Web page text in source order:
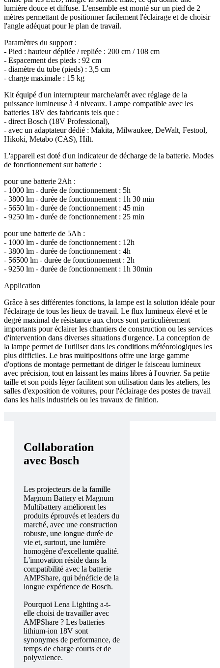
lumière douce et diffuse. L'ensemble est monté sur un pied de 2
mètres permettant de positionner facilement l'éclairage et de choisir
l'angle adéquat pour le plan de travail.
Paramètres du support :
- Pied : hauteur dépliée / repliée : 200 cm / 108 cm
- Espacement des pieds : 92 cm
- diamètre du tube (pieds) : 3,5 cm
- charge maximale : 15 kg
Kit équipé d'un interrupteur marche/arrêt avec réglage de la
puissance lumineuse à 4 niveaux. Lampe compatible avec les
batteries 18V des fabricants tels que :
- direct Bosch (18V Professional),
- avec un adaptateur dédié : Makita, Milwaukee, DeWalt, Festool,
Hikoki, Metabo (CAS), Hilt.
L'appareil est doté d'un indicateur de décharge de la batterie. Modes
de fonctionnement sur batterie :
pour une batterie 2Ah :
- 1000 lm - durée de fonctionnement : 5h
- 3800 lm - durée de fonctionnement : 1h 30 min
- 5650 lm - durée de fonctionnement : 45 min
- 9250 lm - durée de fonctionnement : 25 min
pour une batterie de 5Ah :
- 1000 lm - durée de fonctionnement : 12h
- 3800 lm - durée de fonctionnement : 4h
- 56500 lm - durée de fonctionnement : 2h
- 9250 lm - durée de fonctionnement : 1h 30min
Application
Grâce à ses différentes fonctions, la lampe est la solution idéale pour
l'éclairage de tous les lieux de travail. Le flux lumineux élevé et le
degré maximal de résistance aux chocs sont particulièrement
importants pour éclairer les chantiers de construction ou les services
d'intervention dans diverses situations d'urgence. La conception de
la lampe permet de l'utiliser dans les conditions météorologiques les
plus difficiles. Le bras multipositions offre une large gamme
d'options de montage permettant de diriger le faisceau lumineux
avec précision, tout en laissant les mains libres à l'ouvrier. Sa petite
taille et son poids léger facilitent son utilisation dans les ateliers, les
salles d'exposition de voitures, pour l'éclairage des postes de travail
dans les halls industriels ou les travaux de finition.
Collaboration
avec Bosch
Les projecteurs de la famille
Magnum Battery et Magnum
Multibattery améliorent les
produits éprouvés et leaders du
marché, avec une construction
robuste, une longue durée de
vie et, surtout, une lumière
homogène d'excellente qualité.
L'innovation réside dans la
compatibilité avec la batterie
AMPShare, qui bénéficie de la
longue expérience de Bosch.
Pourquoi Lena Lighting a-t-
elle choisi de travailler avec
AMPShare ? Les batteries
lithium-ion 18V sont
synonymes de performance, de
temps de charge courts et de
polyvalence.